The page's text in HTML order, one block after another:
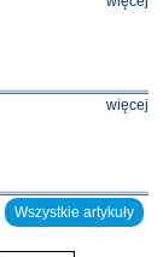
więcej
Wszystkie artykuły